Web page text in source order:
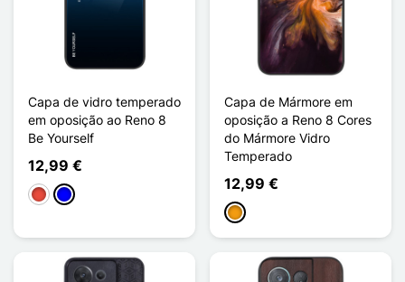
Capa de vidro temperado
em oposição ao Reno 8
Be Yourself
12,99 €
Vermelho
Azul
Capa de Mármore em
oposição a Reno 8 Cores
do Mármore Vidro
Temperado
12,99 €
Laranja